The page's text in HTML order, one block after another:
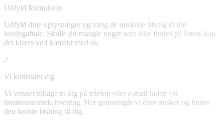
Udfyld formularen
Udfyld dine oplysninger og vælg de ønskede tilvalg til din
leasingaftale. Skulle du mangle noget som ikke findes på listen, kan
det klares ved kontakt med os.
2
Vi kontakter dig
Vi vender tilbage til dig på telefon eller e-mail inden for
førstkommende hverdag. Her gennemgår vi dine ønsker og finder
den bedste løsning til dig.